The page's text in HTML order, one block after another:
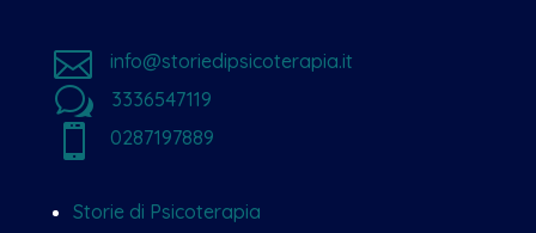
 info@storiedipsicoterapia.it
w 3336547119
 0287197889
Storie di Psicoterapia